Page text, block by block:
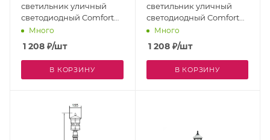
светильник уличный
светодиодный Comfort
Ip54 6813
Много
1 208 ₽/шт
В КОРЗИНУ
светильник уличный
светодиодный Comfort
Ip54 6812
Много
1 208₽/шт
В КОРЗИНУ